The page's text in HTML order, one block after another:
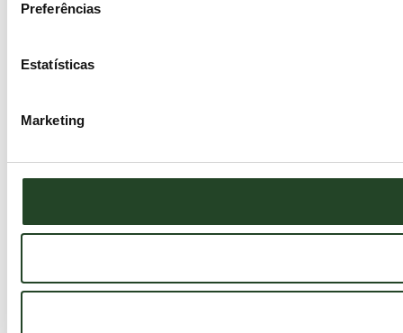
Preferências
Estatísticas
Marketing